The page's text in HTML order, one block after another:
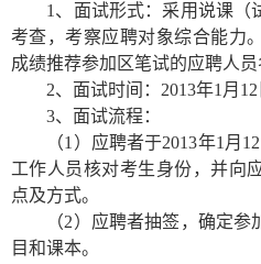
1 、面试形式：采用说课（
考查，考察应聘对象综合能力。
成绩推荐参加区笔试的应聘人员
2、面试时间：2013年1月
3、面试流程：
（1）应聘者于2013年1月
工作人员核对考生身份，并向
点及方式。
（2）应聘者抽签，确定
目和课本。